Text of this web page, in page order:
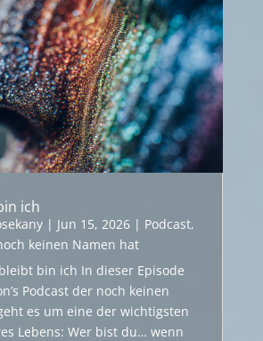
ich
| Jun 15, 2026| Podcast,
keinen Namen hat
bleibt bin ich In dieser Episode
Podcast der noch keinen
es um eine der wichtigsten
Lebens: Wer bist du… wenn